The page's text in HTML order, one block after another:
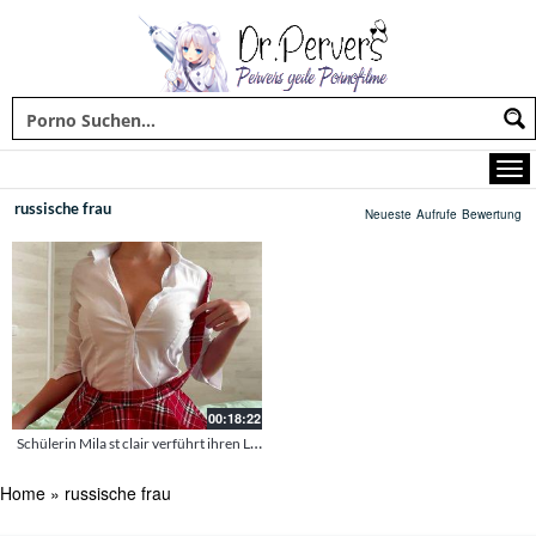
russische frau Neueste Aufrufe Bewertung
00:18:22
Schülerin Mila st clair verführt ihren Lehrer
Home » russische frau